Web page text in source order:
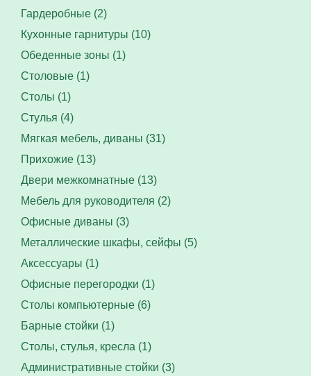
Гардеробные (2)
Кухонные гарнитуры (10)
Обеденные зоны (1)
Столовые (1)
Столы (1)
Стулья (4)
Мягкая мебель, диваны (31)
Прихожие (13)
Двери межкомнатные (13)
Мебель для руководителя (2)
Офисные диваны (3)
Металлические шкафы, сейфы (5)
Аксессуары (1)
Офисные перегородки (1)
Столы компьютерные (6)
Барные стойки (1)
Столы, стулья, кресла (1)
Административные стойки (3)